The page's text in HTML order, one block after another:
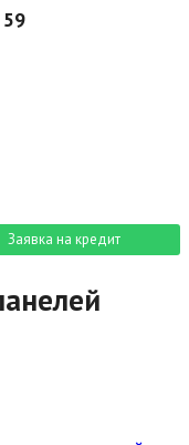
59
Заявка на кредит